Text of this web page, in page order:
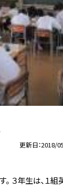
更新日 2018/
３年生は、１組